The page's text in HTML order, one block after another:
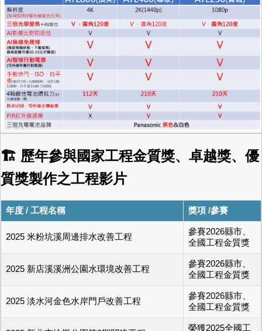
🏗 歷年參與國家工程金質獎、卓越獎、優
質獎製作之工程影片
年度 / 工程名稱 獎項 /參賽
2025 米粉坑溪周邊排水改善工程
參賽2026縣市、
全國工程金質獎
2025 新店溪溪洲公園水環境改善工程
參賽2026縣市、
全國工程金質獎
2025 淡水河金色水岸門戶改善工程
參賽2026縣市、
全國工程金質獎
榮獲2025全國工